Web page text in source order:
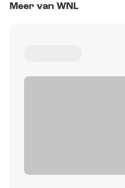
Meer van WNL